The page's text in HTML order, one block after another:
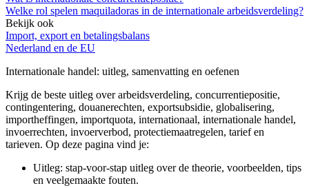
Welke rol spelen maquiladoras in de internationale arbeidsverdeling?
Bekijk ook
Import, export en betalingsbalans
Nederland en de EU
Internationale handel: uitleg, samenvatting en oefenen
Krijg de beste uitleg over arbeidsverdeling, concurrentiepositie,
contingentering, douanerechten, exportsubsidie, globalisering,
importheffingen, importquota, internationaal, internationale handel,
invoerrechten, invoerverbod, protectiemaatregelen, tarief en
tarieven. Op deze pagina vind je:
Uitleg: stap-voor-stap uitleg over de theorie, voorbeelden, tips
en veelgemaakte fouten.